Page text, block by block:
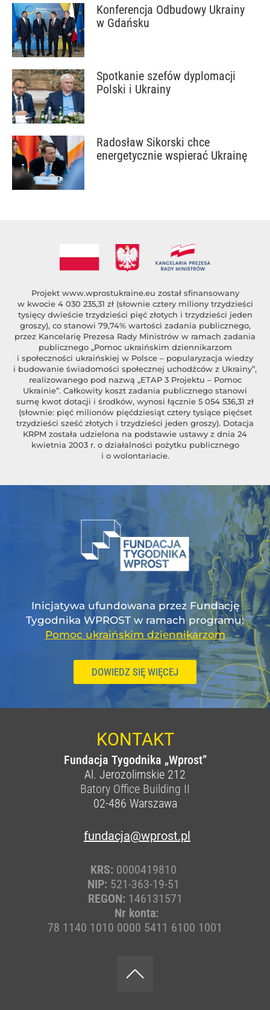
Konferencja Odbudowy Ukrainy
w Gdańsku
Spotkanie szefów dyplomacji
Polski i Ukrainy
Radosław Sikorski chce
energetycznie wspierać Ukrainę
Projekt www.wprostukraine.eu został sfinansowany
w kwocie 4 030 235,31 zł (słownie cztery miliony trzydzieści
tysięcy dwieście trzydzieści pięć złotych i trzydzieści jeden
groszy), co stanowi 79,74% wartości zadania publicznego,
przez Kancelarię Prezesa Rady Ministrów w ramach zadania
publicznego „Pomoc ukraińskim dziennikarzom
i społeczności ukraińskiej w Polsce – popularyzacja wiedzy
i budowanie świadomości społecznej uchodźców z Ukrainy”,
realizowanego pod nazwą „ETAP 3 Projektu – Pomoc
Ukrainie”. Całkowity koszt zadania publicznego stanowi
sumę kwot dotacji i środków, wynosi łącznie 5 054 536,31 zł
(słownie: pięć milionów pięćdziesiąt cztery tysiące pięćset
trzydzieści sześć złotych i trzydzieści jeden groszy). Dotacja
KRPM została udzielona na podstawie ustawy z dnia 24
kwietnia 2003 r. o działalności pożytku publicznego
i o wolontariacie.
Inicjatywa ufundowana przez Fundację
Tygodnika WPROST w ramach programu:
Pomoc ukraińskim dziennikarzom
DOWIEDZ SIĘ WIĘCEJ
KONTAKT
Fundacja Tygodnika „Wprost”
Al. Jerozolimskie 212
Batory Office Building II
02-486 Warszawa
fundacja@wprost.pl
KRS: 0000419810
NIP: 521-363-19-51
REGON: 146131571
Nr konta:
78 1140 1010 0000 5411 6100 1001